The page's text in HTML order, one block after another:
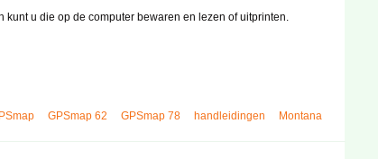
u die op de computer bewaren en lezen of uitprinten.
GPSmap 62 GPSmap 78 handleidingen Montana